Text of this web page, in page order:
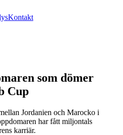
Kontakt
som dömer
Cup
Jordanien och Marocko i
har fått miljontals
karriär.